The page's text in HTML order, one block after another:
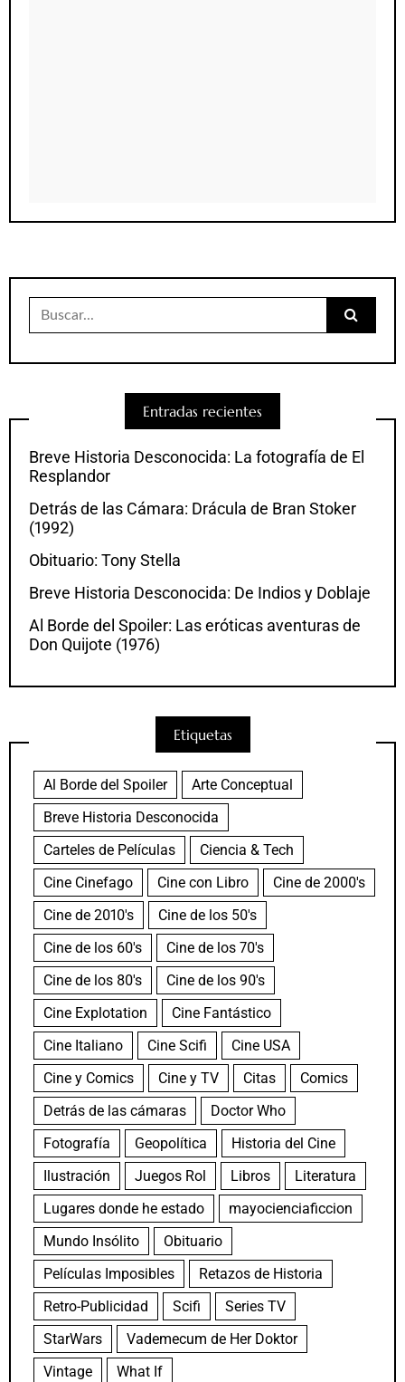
Buscar:
Entradas recientes
Breve Historia Desconocida: La fotografía de El
Resplandor
Detrás de las Cámara: Drácula de Bran Stoker
(1992)
Obituario: Tony Stella
Breve Historia Desconocida: De Indios y Doblaje
Al Borde del Spoiler: Las eróticas aventuras de
Don Quijote (1976)
Etiquetas
Al Borde del Spoiler
Arte Conceptual
Breve Historia Desconocida
Carteles de Películas
Ciencia & Tech
Cine Cinefago
Cine con Libro
Cine de 2000's
Cine de 2010's
Cine de los 50's
Cine de los 60's
Cine de los 70's
Cine de los 80's
Cine de los 90's
Cine Explotation
Cine Fantástico
Cine Italiano
Cine Scifi
Cine USA
Cine y Comics
Cine y TV Citas
Comics
Detrás de las cámaras
Doctor Who
Fotografía
Geopolítica
Historia del Cine
Ilustración
Juegos Rol Libros
Literatura
Lugares donde he estado
mayocienciaficcion
Mundo Insólito
Obituario
Películas Imposibles
Retazos de Historia
Retro-Publicidad
Scifi
Series TV
StarWars
Vademecum de Her Doktor
Vintage
What If